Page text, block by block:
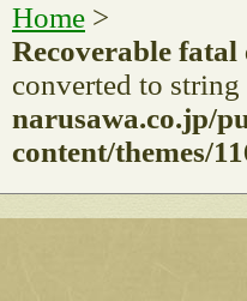
Home >
Recoverable
converted to
narusawa.co.jp/
content/themes/